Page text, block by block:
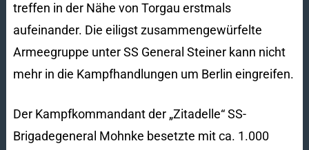
treffen in der Nähe von Torgau erstmals
aufeinander. Die eiligst zusammengewürfelte
Armeegruppe unter SS General Steiner kann nicht
mehr in die Kampfhandlungen um Berlin eingreifen.
Der Kampfkommandant der „Zitadelle“ SS-
Brigadegeneral Mohnke besetzte mit ca. 1.000